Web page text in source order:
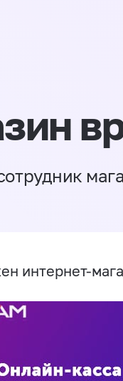
интернет-